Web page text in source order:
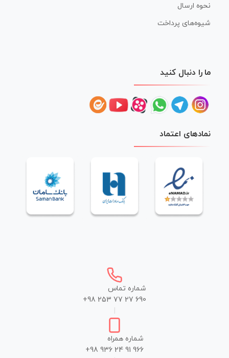
نحوه ارسال
شیوه‌های پرداخت
ما را دنبال کنید
نمادهای اعتماد
شماره تماس
+98 253 77 27 690
شماره همراه
+98 936 24 91 966